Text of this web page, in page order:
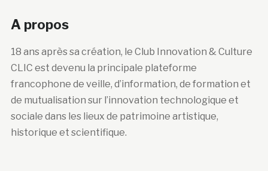
A propos
18 ans après sa création, le Club Innovation & Culture
CLIC est devenu la principale plateforme
francophone de veille, d’information, de formation et
de mutualisation sur l’innovation technologique et
sociale dans les lieux de patrimoine artistique,
historique et scientifique.